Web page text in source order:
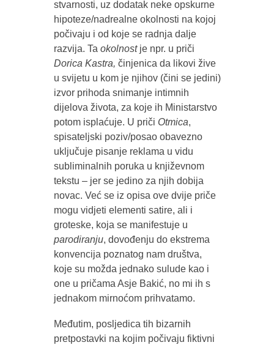
stvarnosti, uz dodatak neke opskurne
hipoteze/nadrealne okolnosti na kojoj
počivaju i od koje se radnja dalje
razvija. Ta okolnostje npr. u priči
Dorica Kastra, činjenica da likovi žive
u svijetu u kom je njihov (čini se jedini)
izvor prihoda snimanje intimnih
dijelova života, za koje ih Ministarstvo
potom isplaćuje. U priči Otmica,
spisateljski poziv/posao obavezno
uključuje pisanje reklama u vidu
subliminalnih poruka u književnom
tekstu – jer se jedino za njih dobija
novac. Već se iz opisa ove dvije priče
mogu vidjeti elementi satire, ali i
groteske, koja se manifestuje u
parodiranju, dovođenju do ekstrema
konvencija poznatog nam društva,
koje su možda jednako sulude kao i
one u pričama Asje Bakić, no mi ih s
jednakom mirnoćom prihvatamo.
Međutim, posljedica tih bizarnih
pretpostavki na kojim počivaju fiktivni